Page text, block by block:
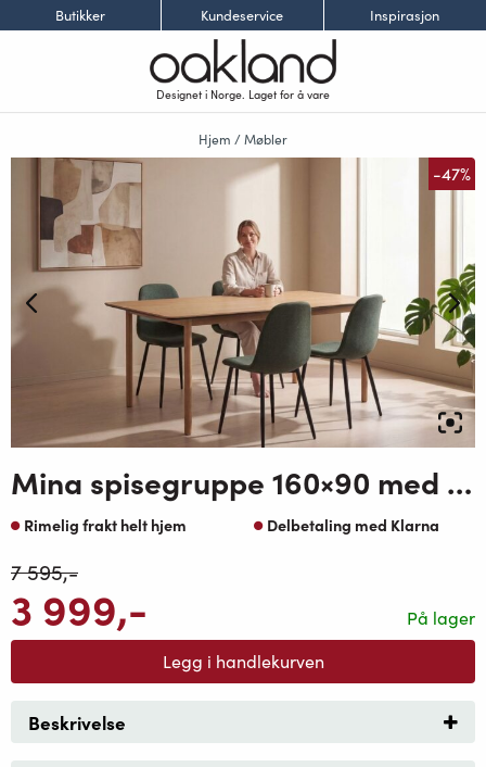
Butikker Kundeservice Inspirasjon
Designet i Norge. Laget for å vare
Hjem /Møbler
-47%
Mina spisegruppe 160×90 med Lykke spisestoler grønn
Rimelig frakt helt hjem Delbetaling med Klarna
På lager
7 595,-
3 999,-
Legg i handlekurven
Beskrivelse